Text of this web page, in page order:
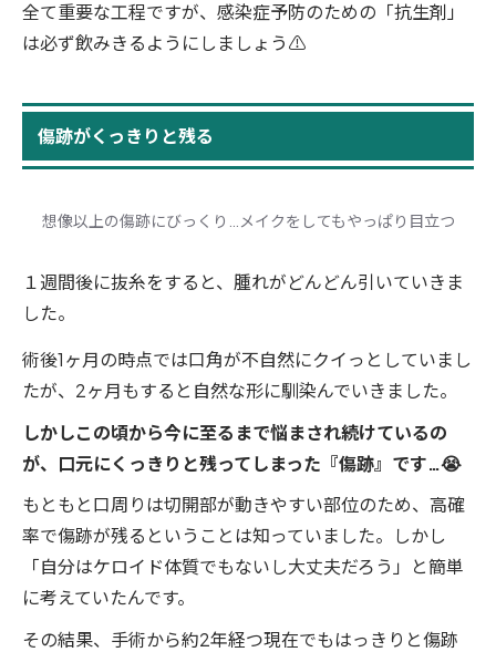
全て重要な工程ですが、感染症予防のための「抗生剤」
は必ず飲みきるようにしましょう⚠️
傷跡がくっきりと残る
想像以上の傷跡にびっくり…メイクをしてもやっぱり目立つ
１週間後に抜糸をすると、腫れがどんどん引いていきま
した。
術後1ヶ月の時点では口角が不自然にクイっとしていまし
たが、2ヶ月もすると自然な形に馴染んでいきました。
しかしこの頃から今に至るまで悩まされ続けているの
が、口元にくっきりと残ってしまった『傷跡』です…😭
もともと口周りは切開部が動きやすい部位のため、高確
率で傷跡が残るということは知っていました。しかし
「自分はケロイド体質でもないし大丈夫だろう」と簡単
に考えていたんです。
その結果、手術から約2年経つ現在でもはっきりと傷跡